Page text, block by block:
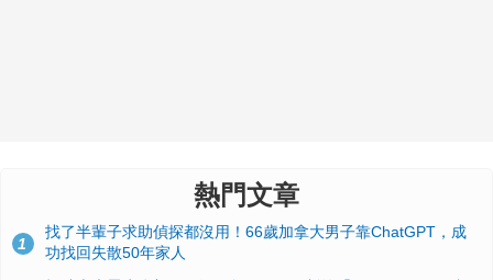
熱門文章
1
找了半輩子求助偵探都沒用！66歲加拿大男子靠ChatGPT，成
功找回失散50年家人